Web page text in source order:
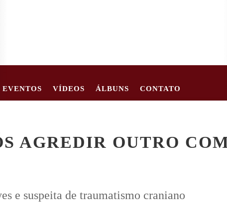
EVENTOS VÍDEOS ÁLBUNS CONTATO
AGREDIR OUTRO
e suspeita de traumatismo craniano